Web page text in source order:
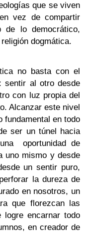
que se viven
vez de compartir
lo democrático,
dogmática.
no basta con el
sentir al otro desde
con luz propia del
Alcanzar este nivel
fundamental en todo
ser un túnel hacia
oportunidad de
uno mismo y desde
un sentir puro,
la dureza de
en nosotros, un
que florezcan las
logre encarnar todo
en creador de